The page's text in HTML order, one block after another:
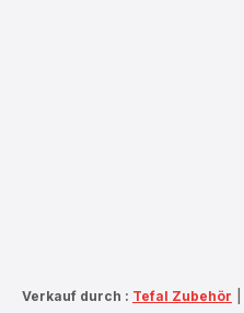
Verkauf durch : Tefal Zubehör